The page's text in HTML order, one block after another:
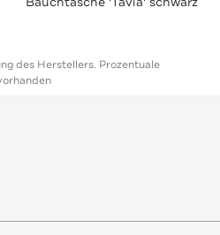
des Herstellers. Prozentuale